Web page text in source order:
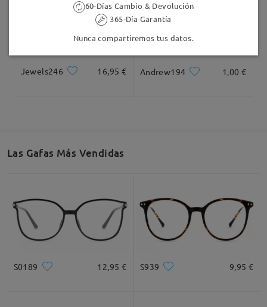
Jewels246 16,95 € Andrew194 1,00 €
Las Gafas Más Vendidas
S0189 12,95 € S939 9,95 €
60-Días Cambio & Devolución
365-Día Garantía
Nunca compartiremos tus datos.